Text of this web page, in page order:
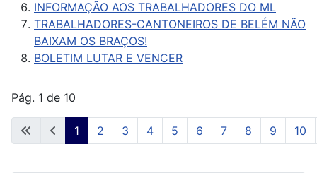
INFORMAÇÃO AOS TRABALHADORES DO ML
TRABALHADORES-CANTONEIROS DE BELÉM NÃO
BAIXAM OS BRAÇOS!
BOLETIM LUTAR E VENCER
Pág. 1 de 10
1 2 3 4 5 6 7 8 9 10